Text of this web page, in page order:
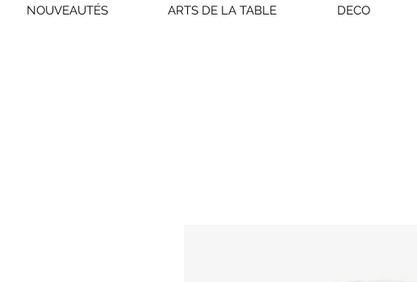
NOUVEAUTÉS ARTS DE LA TABLE DECO